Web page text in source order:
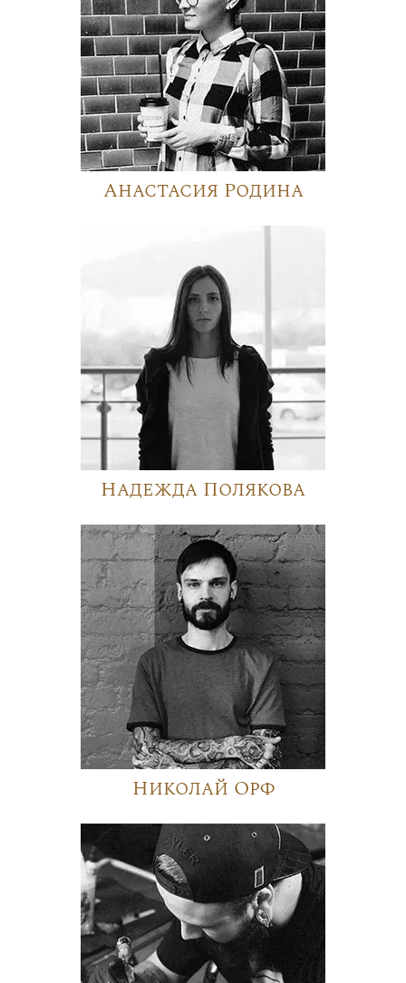
Анастасия Родина
Надежда Полякова
Николай Орф